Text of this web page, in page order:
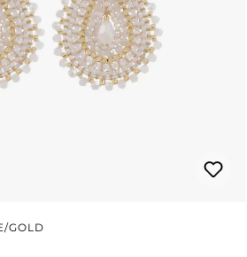
GOLD